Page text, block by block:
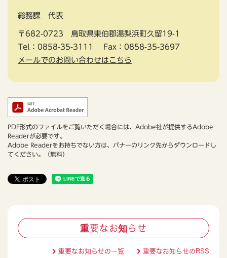
総務課 代表
〒682-0723
鳥取県東伯郡湯梨浜町久留19-1
Tel：0858-35-3111
Fax：0858-35-3697
メールでのお問い合わせはこちら
PDF形式のファイルをご覧いただく場合には、Adobe社が提供するAdobe
Readerが必要です。
Adobe Readerをお持ちでない方は、バナーのリンク先からダウンロードし
てください。（無料）
重要なお知らせ
重要なお知らせの一覧 重要なお知らせのRSS